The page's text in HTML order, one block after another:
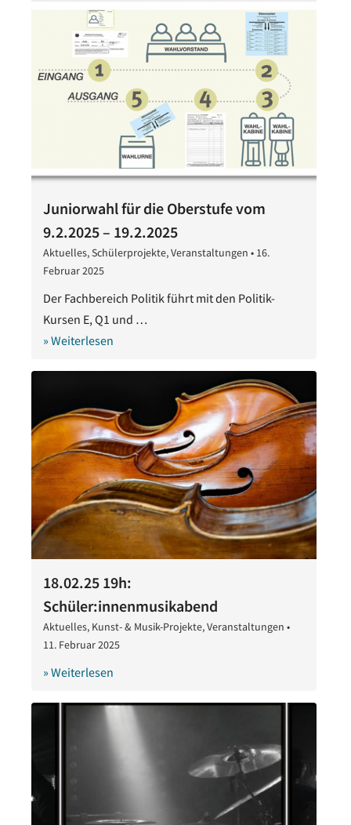
Juniorwahl für die Oberstufe vom
9.2.2025 – 19.2.2025
Aktuelles,Schülerprojekte,Veranstaltungen • 16.
Februar 2025
2025
Der Fachbereich Politik führt mit den Politik-
Kursen E, Q1 und …
» Weiterlesen
18.02.25 19h:
Schüler:innenmusikabend
Aktuelles, Kunst- & Musik-Projekte,Veranstaltungen •
11. Februar 2025
» Weiterlesen